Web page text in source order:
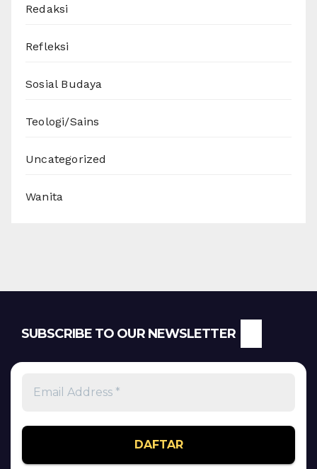
Redaksi
Refleksi
Sosial Budaya
Teologi/Sains
Uncategorized
Wanita
SUBSCRIBE TO OUR NEWSLETTER
Address